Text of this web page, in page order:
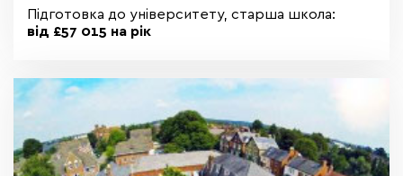
Підготовка до університету, старша школа:
від £57 015 на рік